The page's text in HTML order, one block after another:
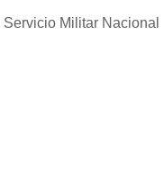
Militar Nacional